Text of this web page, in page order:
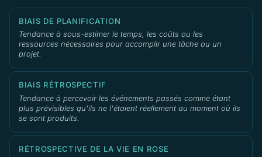
BIAIS DE PLANIFICATION
Tendance à sous-estimer le temps, les coûts ou les
ressources nécessaires pour accomplir une tâche ou un
projet.
BIAIS RÉTROSPECTIF
Tendance à percevoir les événements passés comme étant
plus prévisibles qu'ils ne l'étaient réellement au moment où ils
se sont produits.
RÉTROSPECTIVE DE LA VIE EN ROSE